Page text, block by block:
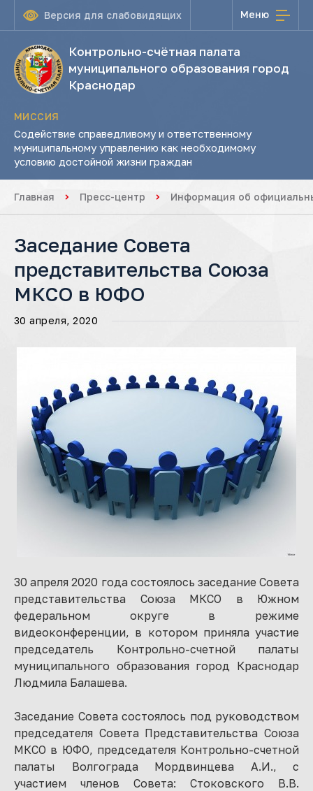
Версия для слабовидящих Меню
Контрольно-счётная палата
муниципального образования город
Краснодар
МИССИЯ
Содействие справедливому и ответственному
муниципальному управлению как необходимому
условию достойной жизни граждан
Главная Пресс-центр Информация об
Заседание Совета
представительства Союза
МКСО в ЮФО
30 апреля, 2020
30 апреля 2020 года состоялось заседание Совета
представительства Союза МКСО в Южном
федеральном округе в режиме
видеоконференции, в котором приняла участие
председатель Контрольно-счетной палаты
муниципального образования город Краснодар
Людмила Балашева.
Заседание Совета состоялось под руководством
председателя Совета Представительства Союза
МКСО в ЮФО, председателя Контрольно-счетной
палаты Волгограда Мордвинцева А.И., с
участием членов Совета: Стоковского В.В.